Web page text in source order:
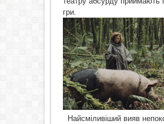
гри.
Найсміливіший вияв